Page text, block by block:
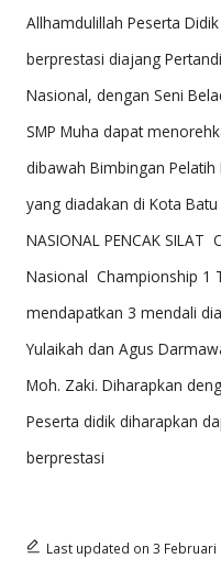
U
H
A
M
M
A
D
IY
A
H
2
K
D
Allhamdulillah Peserta
berprestasi diajang
Nasional, dengan Seni
SMP Muha dapat
dibawah Bimbingan Pelatih
yang diadakan di Kota Batu
NASIONAL PENCAK SILAT
Nasional Championship 1
mendapatkan 3 mendali
Yulaikah dan Agus
Moh. Zaki. Diharapkan
Peserta didik diharapkan
berprestasi
Last updated on 3 Februari